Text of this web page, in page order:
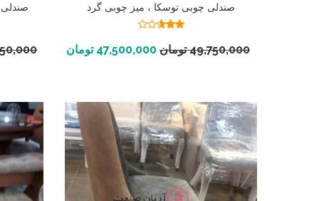
صندلی چوبی توسکا ، میز چوبی گرد
2.56
از 5
49,750,000 تومان 47,500,000 تومان افزودن به سبد خرید